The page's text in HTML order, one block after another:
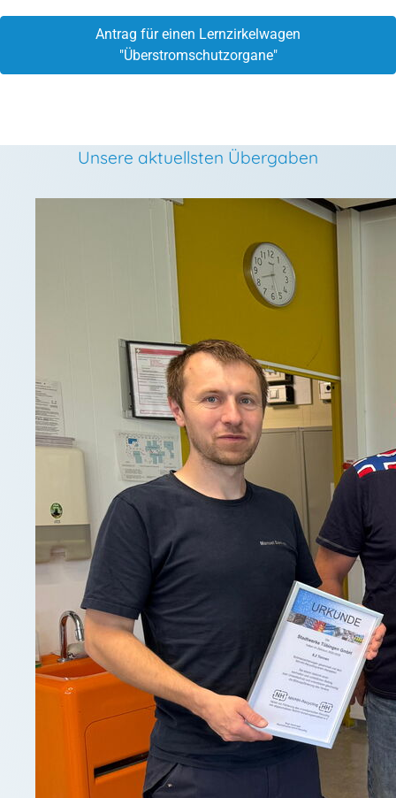
Antrag für einen Lernzirkelwagen
"Überstromschutzorgane"
Unsere aktuellsten Übergaben